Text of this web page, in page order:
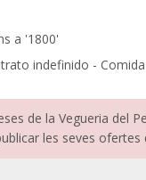
a '1800'
indefinido -
de la Vegueria del
les seves ofertes